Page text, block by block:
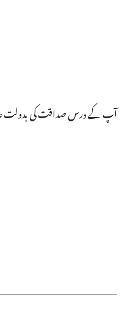
آپ کے درس صداقت کی بدولت عارف